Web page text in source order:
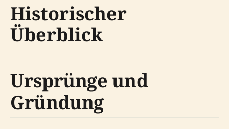
Historischer
Überblick
Ursprünge und
Gründung